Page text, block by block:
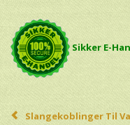
Sikker E-
Slangekoblinger Til